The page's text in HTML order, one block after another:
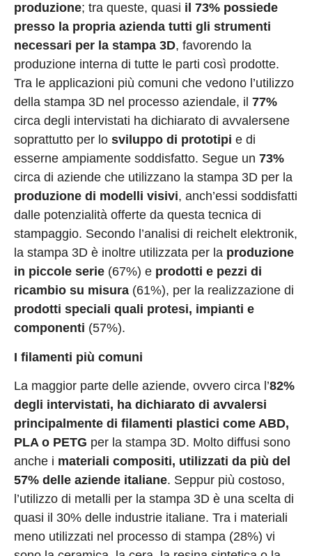
produzione; tra queste, quasi il 73% possiede
presso la propria azienda tutti gli strumenti
necessari per la stampa 3D, favorendo la
produzione interna di tutte le parti così prodotte.
Tra le applicazioni più comuni che vedono l’utilizzo
della stampa 3D nel processo aziendale, il 77%
circa degli intervistati ha dichiarato di avvalersene
soprattutto per lo sviluppo di prototipi e di
esserne ampiamente soddisfatto. Segue un 73%
circa di aziende che utilizzano la stampa 3D per la
produzione di modelli visivi, anch’essi soddisfatti
dalle potenzialità offerte da questa tecnica di
stampaggio. Secondo l’analisi di reichelt elektronik,
la stampa 3D è inoltre utilizzata per la produzione
in piccole serie (67%) e prodotti e pezzi di
ricambio su misura (61%), per la realizzazione di
prodotti speciali quali protesi, impianti e
componenti (57%).
I filamenti più comuni
La maggior parte delle aziende, ovvero circa l’82%
degli intervistati, ha dichiarato di avvalersi
principalmente di filamenti plastici come ABD,
PLA o PETG per la stampa 3D. Molto diffusi sono
anche i materiali compositi, utilizzati da più del
57% delle aziende italiane. Seppur più costoso,
l’utilizzo di metalli per la stampa 3D è una scelta di
quasi il 30% delle industrie italiane. Tra i materiali
meno utilizzati nel processo di stampa (28%) vi